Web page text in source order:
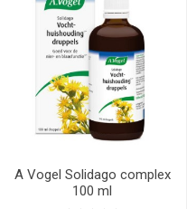
A Vogel Solidago complex
100 ml